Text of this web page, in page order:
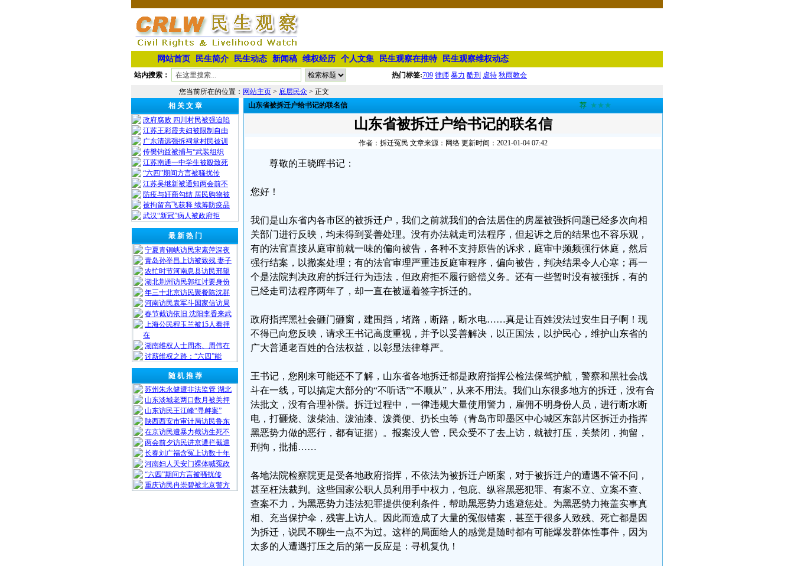
网站首页 民生简介 民生动态 新闻稿 维权经历 个人文集 民生观察在推特 民生观察维权动态
站内搜索： 热门标签:709 律师 暴力 酷刑 虐待 秋雨教会
您当前所在的位置： 网站主页 > 底层民众 > 正文
相 关 文 章
政府腐败 四川村民被强迫陷
江苏王彩霞夫妇被限制自由
广东清远强拆祠堂村民被训
传樊钧益被捕与“武装组织
江苏南通一中学生被殴致死
“六四”期间方言被骚扰传
江苏吴继新被通知两会前不
防疫与奸商勾结 居民购物被
被拘留高飞获释 续筹防疫品
武汉“新冠”病人被政府拒
最 新 热 门
宁夏青铜峡访民宋素萍深夜
青岛孙举昌上访被致残 妻子
农忙时节河南息县访民邢望
湖北荆州访民郭红讨要身份
年三十北京访民聚餐陈沈群
河南访民袁军斗国家信访局
春节截访依旧 沈阳李香来武
上海公民程玉兰被15人看押
在
湖南维权人士周杰、周伟在
讨薪维权之路：“六四”能
随 机 推 荐
苏州朱永健遭非法监管 湖北
山东淡城老两口数月被关押
山东访民王江峰“寻衅案”
陕西西安市审计局访民鲁东
在京访民遭暴力截访生死不
两会前夕访民进京遭拦截遣
长春刘广福含冤上访数十年
河南妇人天安门裸体喊冤政
“六四”期间方言被骚扰传
重庆访民冉崇碧被北京警方
山东省被拆迁户给书记的联名信 荐 ★★★
山东省被拆迁户给书记的联名信
作者：拆迁冤民 文章来源：网络 更新时间：2021-01-04 07:42
尊敬的王晓晖书记：
您好！
我们是山东省内各市区的被拆迁户，我们之前就我们的合法居住的房屋被强拆问题已经多次向相
关部门进行反映，均未得到妥善处理。没有办法就走司法程序，但起诉之后的结果也不容乐观，
有的法官直接从庭审前就一味的偏向被告，各种不支持原告的诉求，庭审中频频强行休庭，然后
强行结案，以撤案处理；有的法官审理严重违反庭审程序，偏向被告，判决结果令人心寒；再一
个是法院判决政府的拆迁行为违法，但政府拒不履行赔偿义务。还有一些暂时没有被强拆，有的
已经走司法程序两年了，却一直在被逼着签字拆迁的。
政府指挥黑社会砸门砸窗，建围挡，堵路，断路，断水电……真是让百姓没法过安生日子啊！现
不得已向您反映，请求王书记高度重视，并予以妥善解决，以正国法，以护民心，维护山东省的
广大普通老百姓的合法权益，以彰显法律尊严。
王书记，您刚来可能还不了解，山东省各地拆迁都是政府指挥公检法保驾护航，警察和黑社会战
斗在一线，可以搞定大部分的“不听话”“不顺从”，从来不用法。我们山东很多地方的拆迁，没有合
法批文，没有合理补偿。拆迁过程中，一律违规大量使用警力，雇佣不明身份人员，进行断水断
电，打砸烧、泼柴油、泼油漆、泼粪便、扔长虫等（青岛市即墨区中心城区东部片区拆迁办指挥
黑恶势力做的恶行，都有证据）。报案没人管，民众受不了去上访，就被打压，关禁闭，拘留，
刑拘，批捕……
各地法院检察院更是受各地政府指挥，不依法为被拆迁户断案，对于被拆迁户的遭遇不管不问，
甚至枉法裁判。这些国家公职人员利用手中权力，包庇、纵容黑恶犯罪、有案不立、立案不查、
查案不力，为黑恶势力违法犯罪提供便利条件，帮助黑恶势力逃避惩处。为黑恶勢力掩盖实事真
相、充当保护伞，残害上访人。因此而造成了大量的冤假错案，甚至于很多人致残、死亡都是因
为拆迁，说民不聊生一点不为过。这样的局面给人的感觉是随时都有可能爆发群体性事件，因为
太多的人遭遇打压之后的第一反应是：寻机复仇！